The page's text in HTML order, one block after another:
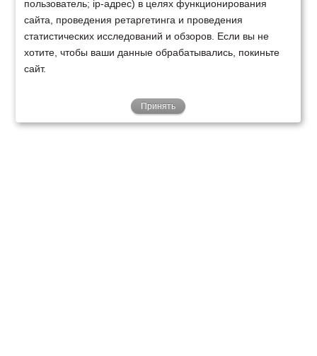
пользователь; ip-адрес) в целях функционирования
сайта, проведения ретаргетинга и проведения
статистических исследований и обзоров. Если вы не
хотите, чтобы ваши данные обрабатывались, покиньте
сайт.
Принять